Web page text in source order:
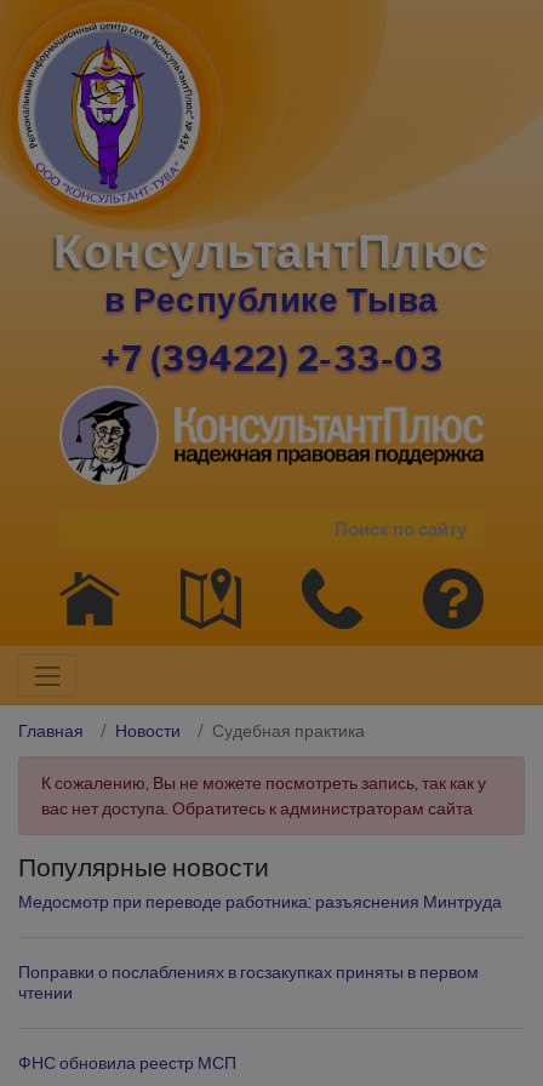
КонсультантПлюс
в Республике Тыва
+7 (39422) 2-33-03
Главная Новости Судебная практика
К сожалению, Вы не можете посмотреть запись, так как у
вас нет доступа. Обратитесь к администраторам сайта
Популярные новости
Медосмотр при переводе работника: разъяснения Минтруда
Поправки о послаблениях в госзакупках приняты в первом
чтении
ФНС обновила реестр МСП